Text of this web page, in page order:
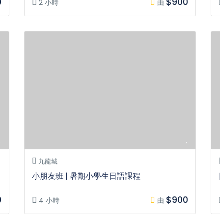
2 小時 由
九龍城
小朋友班 | 暑期小學生日語課程
4 小時 由 $900